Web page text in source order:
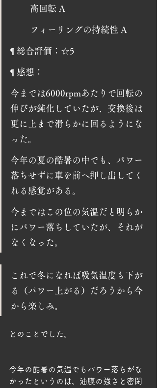
	高回転 A
	フィーリングの持続性 A
¶ 総合評価：☆5
¶ 感想：
今までは6000rpmあたりで回転の
伸びが鈍化していたが、交換後は
更に上まで滑らかに回るようにな
った。
今年の夏の酷暑の中でも、パワー
落ちせずに車を前へ押し出してく
れる感覚がある。
今まではこの位の気温だと明らか
にパワー落ちしていたが、それが
なくなった。
これで冬になれば吸気温度も下が
る（パワー上がる）だろうから今
から楽しみ。
とのことでした。
今年の酷暑の気温でもパワー落ちがな
かったというのは、油膜の強さと密閉